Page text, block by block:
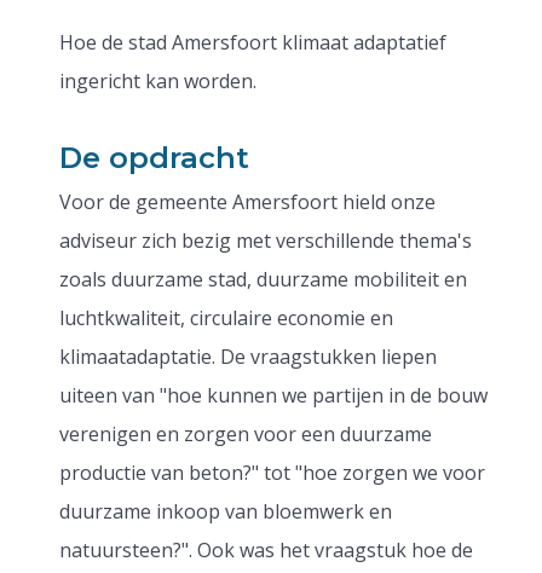
Hoe de stad Amersfoort klimaat adaptatief
ingericht kan worden.
De opdracht
Voor de gemeente Amersfoort hield onze
adviseur zich bezig met verschillende thema's
zoals duurzame stad, duurzame mobiliteit en
luchtkwaliteit, circulaire economie en
klimaatadaptatie. De vraagstukken liepen
uiteen van "hoe kunnen we partijen in de bouw
verenigen en zorgen voor een duurzame
productie van beton?" tot "hoe zorgen we voor
duurzame inkoop van bloemwerk en
natuursteen?". Ook was het vraagstuk hoe de